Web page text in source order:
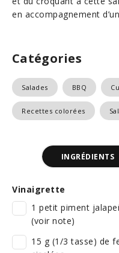
en accompagnement d’un
Catégories
Salades BBQ
Recettes colorées
INGRÉDIENTS
Vinaigrette
1 petit piment
(voir note)
15 g (1/3 tasse) de